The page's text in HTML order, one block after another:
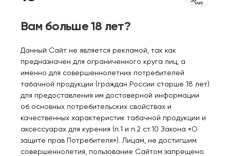
HOTSPOT SHOT Ultra
Виноград яблоко
Уведомить
HOTSPOT SHOT Ultra
Свежее манго 10мл.20мг.
Уведомить
Нет в наличии Нет в наличии
Вам больше 18 лет?
Данный Сайт не является рекламой, так как
предназначен для ограниченного круга лиц, а
именно для совершеннолетних потребителей
табачной продукции (граждан России старше 18 лет)
для предоставления им достоверной информации
об основных потребительских свойствах и
качественных характеристик табачной продукции и
аксессуарах для курения (п.1 и п.2 ст.10 Закона «О
защите прав Потребителя»). Лицам, не достигшим
совершеннолетия, пользование Сайтом запрещено.